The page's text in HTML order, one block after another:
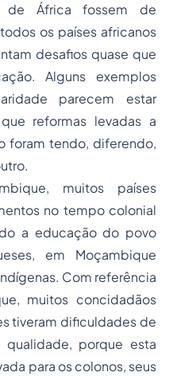
de África fossem de
os países africanos
desafios quase que
Alguns exemplos
parecem estar
reformas levadas a
foram tendo, diferendo,
muitos países
no tempo colonial
a educação do povo
em Moçambique
Com referência
muitos concidadãos
tiveram dificuldades de
porque esta
para os colonos, seus